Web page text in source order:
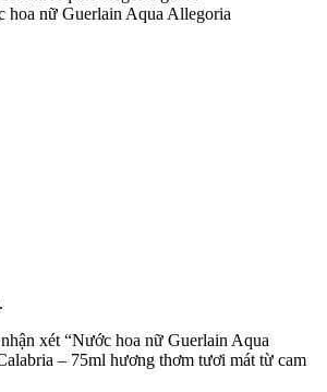
hoa nữ Guerlain Aqua Allegoria
xét “Nước hoa nữ Guerlain Aqua
– 75ml hương thơm tươi mát từ cam